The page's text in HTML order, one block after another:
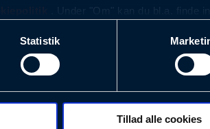
. Under "Om" kan du bl.a. finde
brugervenlighed og effektiviteten af vores
populære, og som derfor skal være
browsertype, søgeord, IP-adresse,
der anvendes.
Statistik
Tillad alle cookies